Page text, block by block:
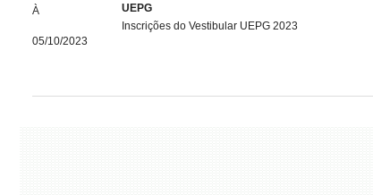
À
05/10/2023
UEPG
Inscrições do Vestibular UEPG 2023